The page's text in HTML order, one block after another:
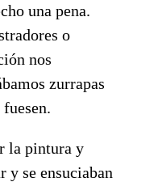
una pena.
o
nos
zurrapas
la pintura y
y se ensuciaban